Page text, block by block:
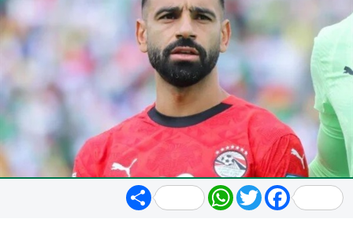
Share WhatsApp
TwitterFacebook